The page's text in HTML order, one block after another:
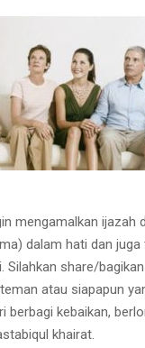
mengamalkan ijazah
dalam hati dan
Silahkan share/
atau siapapun
berbagi kebaikan,
khairat.